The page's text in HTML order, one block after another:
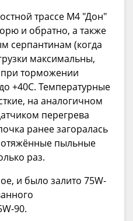
трассе М4 "Дон"
и обратно, а также
серпантинам (когда
максимальны,
при торможении
+40C. Температурные
на аналогичном
перегрева
ранее загоралась
пыльные
раз.
и было залито 75W-
90.